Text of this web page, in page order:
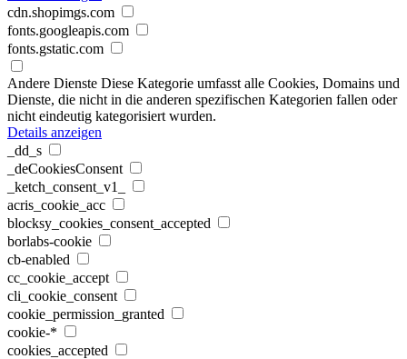
cdn.shopimgs.com
fonts.googleapis.com
fonts.gstatic.com
Andere Dienste Diese Kategorie umfasst alle Cookies, Domains und
Dienste, die nicht in die anderen spezifischen Kategorien fallen oder
nicht eindeutig kategorisiert wurden.
Details anzeigen
_dd_s
_deCookiesConsent
_ketch_consent_v1_
acris_cookie_acc
blocksy_cookies_consent_accepted
borlabs-cookie
cb-enabled
cc_cookie_accept
cli_cookie_consent
cookie_permission_granted
cookie-*
cookies_accepted